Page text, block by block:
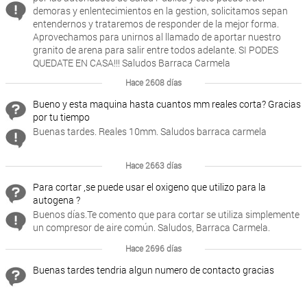
demoras y enlentecimientos en la gestion, solicitamos sepan
entendernos y trataremos de responder de la mejor forma.
Aprovechamos para unirnos al llamado de aportar nuestro
granito de arena para salir entre todos adelante. SI PODES
QUEDATE EN CASA!!! Saludos Barraca Carmela
Hace 2608 días
Bueno y esta maquina hasta cuantos mm reales corta? Gracias
por tu tiempo
Buenas tardes. Reales 10mm. Saludos barraca carmela
Hace 2663 días
Para cortar ,se puede usar el oxigeno que utilizo para la
autogena ?
Buenos días.Te comento que para cortar se utiliza simplemente
un compresor de aire común. Saludos, Barraca Carmela.
Hace 2696 días
Buenas tardes tendria algun numero de contacto gracias